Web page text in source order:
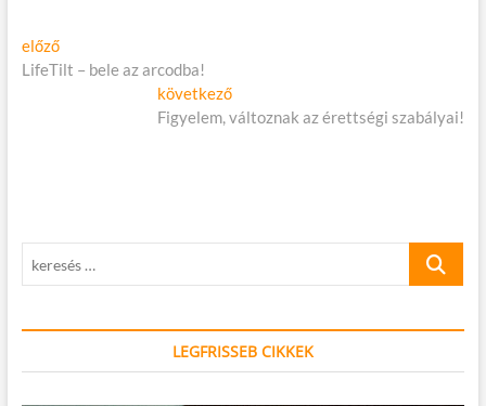
Bejegyzés
navigáció
előzőElőző
cikk:
LifeTilt – bele az arcodba!
következőKövetkező
cikk:
Figyelem, változnak az érettségi szabályai!
keresés
LEGFRISSEB CIKKEK